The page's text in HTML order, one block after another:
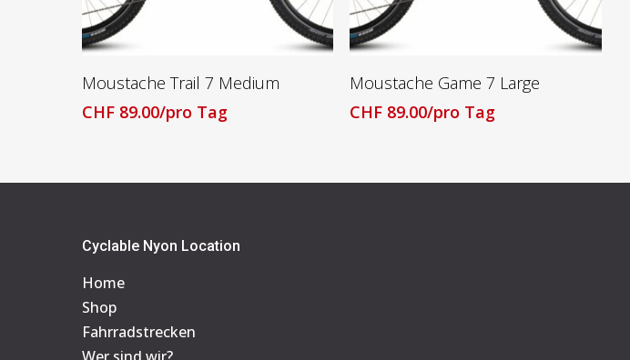
Lesen Sie Mehr
Moustache Trail 7 Medium
CHF 89.00/pro Tag
Lesen Sie Mehr
Moustache Game 7 Large
CHF 89.00/pro Tag
Cyclable Nyon Location
Home
Shop
Fahrradstrecken